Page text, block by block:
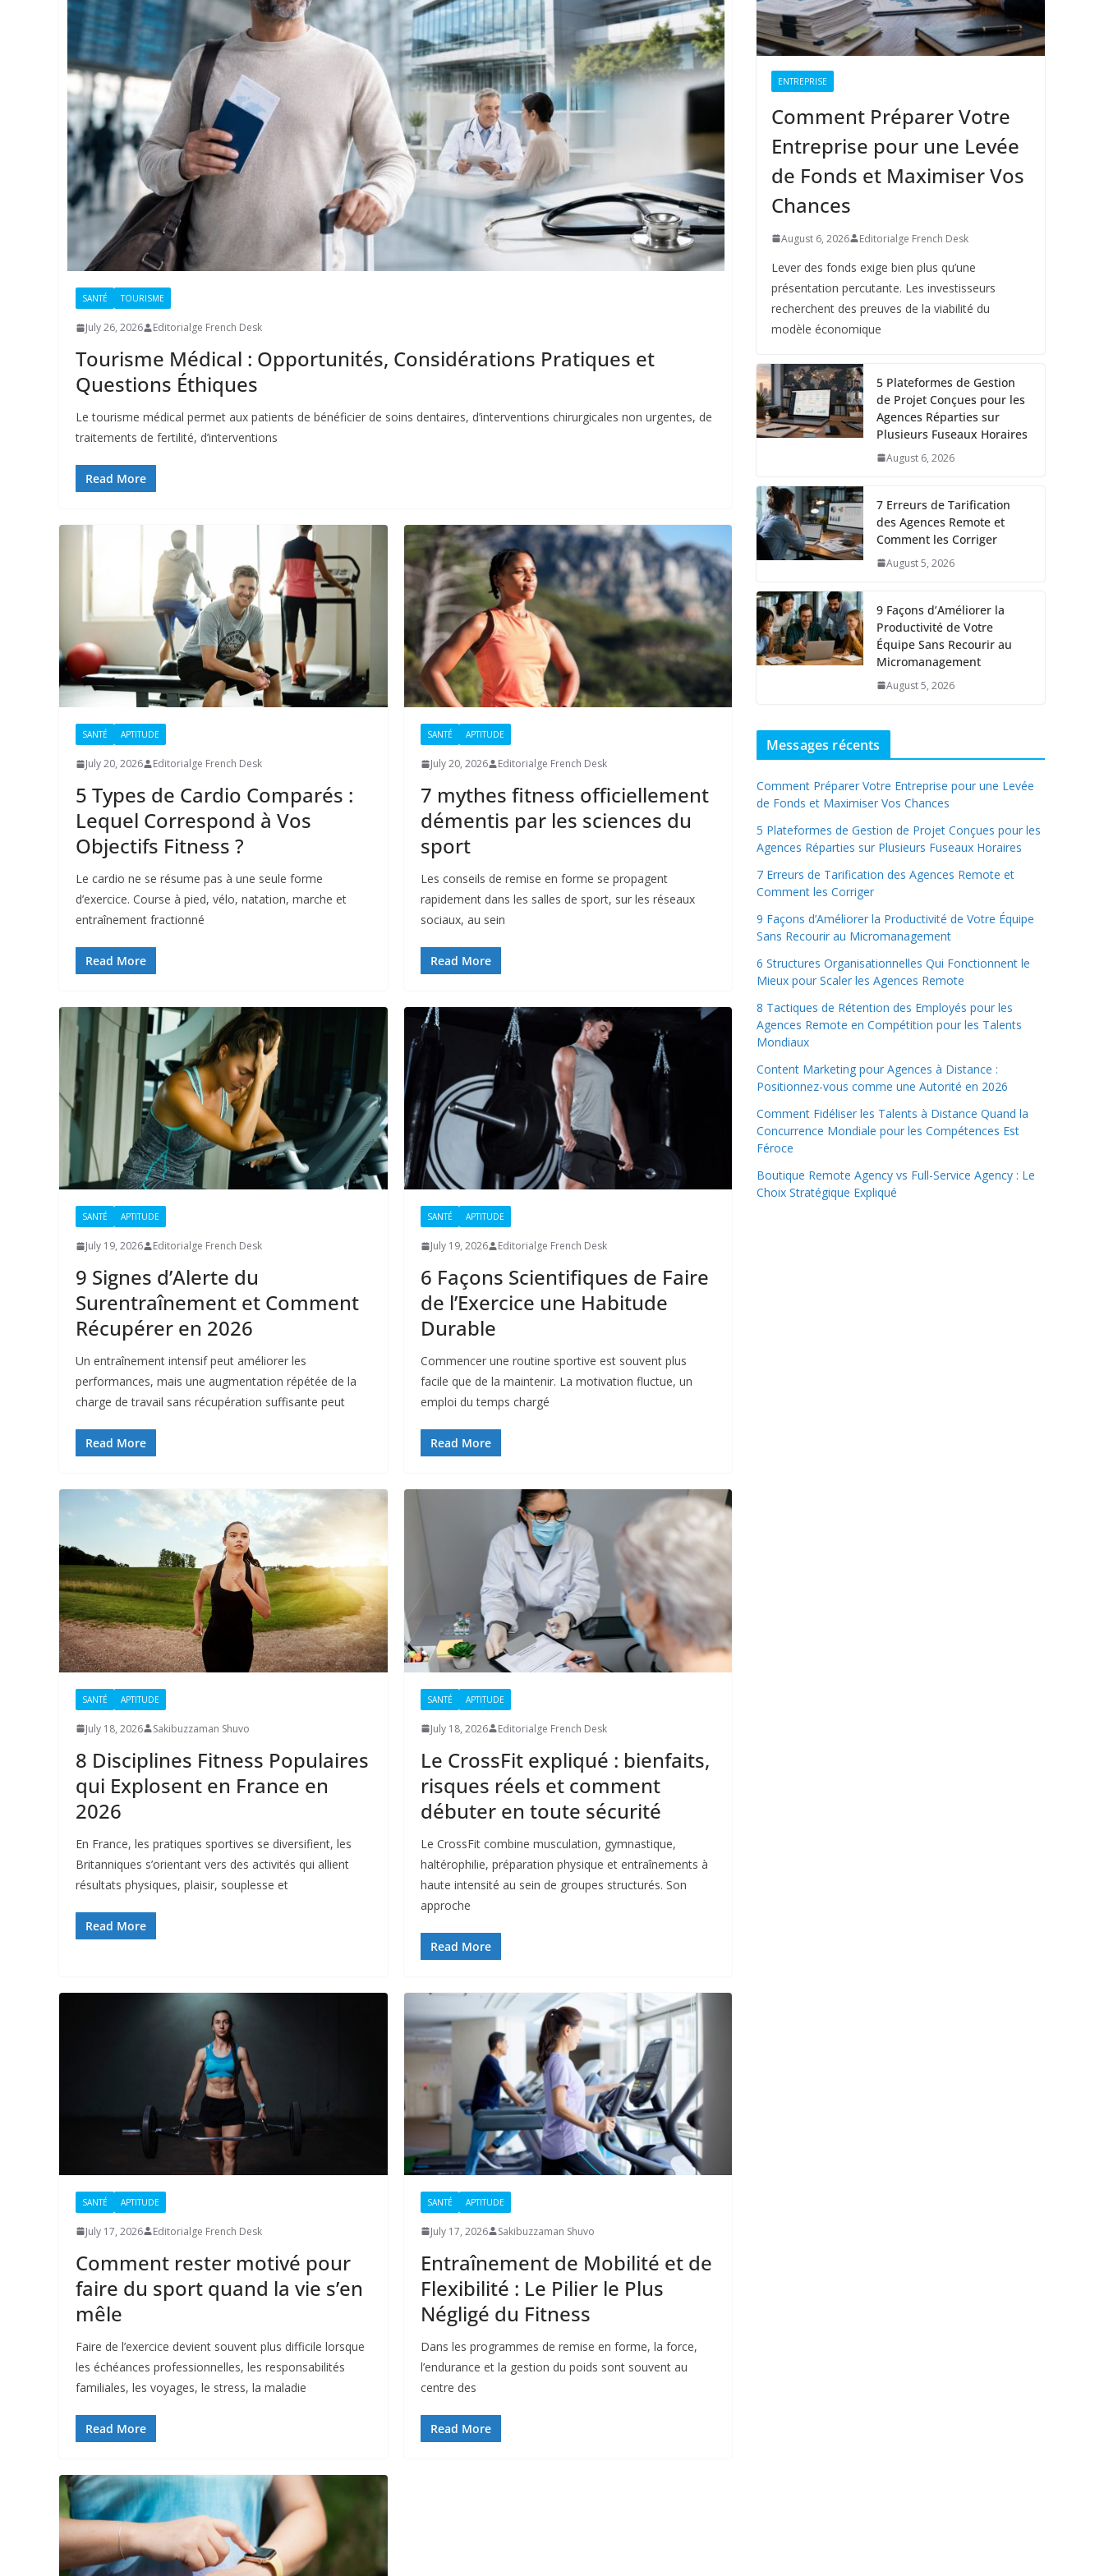
SANTÉ TOURISME
July 26, 2026 Editorialge French Desk
Tourisme Médical : Opportunités, Considérations Pratiques et
Questions Éthiques
Le tourisme médical permet aux patients de bénéficier de soins dentaires, d’interventions chirurgicales non urgentes, de
traitements de fertilité, d’interventions
Read More
SANTÉ APTITUDE
July 20, 2026 Editorialge French Desk
5 Types de Cardio Comparés :
Lequel Correspond à Vos
Objectifs Fitness ?
Le cardio ne se résume pas à une seule forme
d’exercice. Course à pied, vélo, natation, marche et
entraînement fractionné
Read More
SANTÉ APTITUDE
July 20, 2026 Editorialge French Desk
7 mythes fitness officiellement
démentis par les sciences du
sport
Les conseils de remise en forme se propagent
rapidement dans les salles de sport, sur les réseaux
sociaux, au sein
Read More
SANTÉ APTITUDE
July 19, 2026 Editorialge French Desk
9 Signes d’Alerte du
Surentraînement et Comment
Récupérer en 2026
Un entraînement intensif peut améliorer les
performances, mais une augmentation répétée de la
charge de travail sans récupération suffisante peut
Read More
SANTÉ APTITUDE
July 19, 2026 Editorialge French Desk
6 Façons Scientifiques de Faire
de l’Exercice une Habitude
Durable
Commencer une routine sportive est souvent plus
facile que de la maintenir. La motivation fluctue, un
emploi du temps chargé
Read More
SANTÉ APTITUDE
July 18, 2026 Sakibuzzaman Shuvo
8 Disciplines Fitness Populaires
qui Explosent en France en
2026
En France, les pratiques sportives se diversifient, les
Britanniques s’orientant vers des activités qui allient
résultats physiques, plaisir, souplesse et
Read More
SANTÉ APTITUDE
July 18, 2026 Editorialge French Desk
Le CrossFit expliqué : bienfaits,
risques réels et comment
débuter en toute sécurité
Le CrossFit combine musculation, gymnastique,
haltérophilie, préparation physique et entraînements à
haute intensité au sein de groupes structurés. Son
approche
Read More
SANTÉ APTITUDE
July 17, 2026 Editorialge French Desk
Comment rester motivé pour
faire du sport quand la vie s’en
mêle
Faire de l’exercice devient souvent plus difficile lorsque
les échéances professionnelles, les responsabilités
familiales, les voyages, le stress, la maladie
Read More
SANTÉ APTITUDE
July 17, 2026 Sakibuzzaman Shuvo
Entraînement de Mobilité et de
Flexibilité : Le Pilier le Plus
Négligé du Fitness
Dans les programmes de remise en forme, la force,
l’endurance et la gestion du poids sont souvent au
centre des
Read More
ENTREPRISE
Comment Préparer Votre
Entreprise pour une Levée
de Fonds et Maximiser Vos
Chances
August 6, 2026 Editorialge French Desk
Lever des fonds exige bien plus qu’une
présentation percutante. Les investisseurs
recherchent des preuves de la viabilité du
modèle économique
5 Plateformes de Gestion
de Projet Conçues pour les
Agences Réparties sur
Plusieurs Fuseaux Horaires
August 6, 2026
7 Erreurs de Tarification
des Agences Remote et
Comment les Corriger
August 5, 2026
9 Façons d’Améliorer la
Productivité de Votre
Équipe Sans Recourir au
Micromanagement
August 5, 2026
Messages récents
Comment Préparer Votre Entreprise pour une Levée
de Fonds et Maximiser Vos Chances
5 Plateformes de Gestion de Projet Conçues pour les
Agences Réparties sur Plusieurs Fuseaux Horaires
7 Erreurs de Tarification des Agences Remote et
Comment les Corriger
9 Façons d’Améliorer la Productivité de Votre Équipe
Sans Recourir au Micromanagement
6 Structures Organisationnelles Qui Fonctionnent le
Mieux pour Scaler les Agences Remote
8 Tactiques de Rétention des Employés pour les
Agences Remote en Compétition pour les Talents
Mondiaux
Content Marketing pour Agences à Distance :
Positionnez-vous comme une Autorité en 2026
Comment Fidéliser les Talents à Distance Quand la
Concurrence Mondiale pour les Compétences Est
Féroce
Boutique Remote Agency vs Full-Service Agency : Le
Choix Stratégique Expliqué